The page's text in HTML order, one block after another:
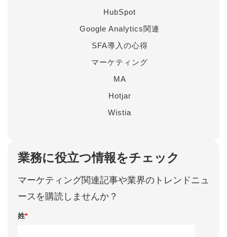
HubSpot
Google Analytics関連
SFA導入の心得
マーケティング
MA
Hotjar
Wistia
業務に役立つ情報をチェック
マーケティング関連記事や業界のトレンドニュ
ースを購読しませんか？
姓*